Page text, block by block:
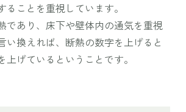
ることを重視しています。
であり、床下や壁体内の通気を重視
い換えれば、断熱の数字を上げると
上げているということです。